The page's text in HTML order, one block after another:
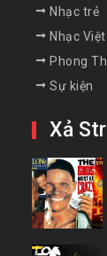
Nhạc trẻ
Nhạc
Phong
Sự kiện
Xả